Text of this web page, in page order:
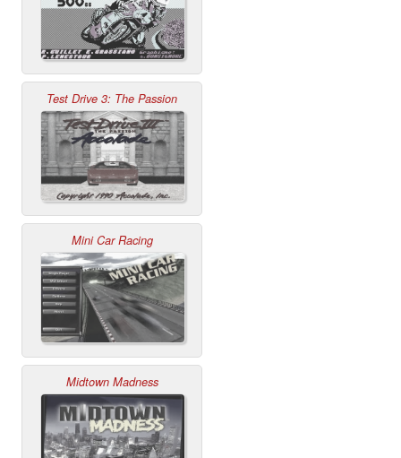
Test Drive 3: The Passion
Mini Car Racing
Midtown Madness